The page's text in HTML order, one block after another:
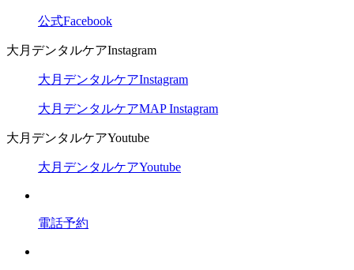
公式Facebook
大月デンタルケアInstagram
大月デンタルケアInstagram
大月デンタルケアMAP Instagram
大月デンタルケアYoutube
大月デンタルケアYoutube
電話予約